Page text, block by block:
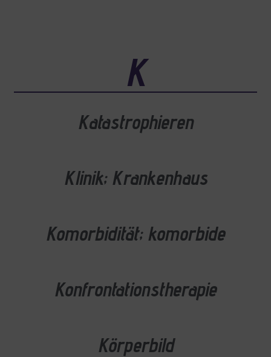
K
Katastrophieren
Klinik; Krankenhaus
Komorbidität; komorbide
Konfrontationstherapie
Körperbild